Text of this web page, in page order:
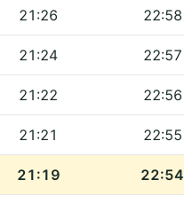
21:26 22:58
21:24 22:57
21:22 22:56
21:21 22:55
21:19 22:54